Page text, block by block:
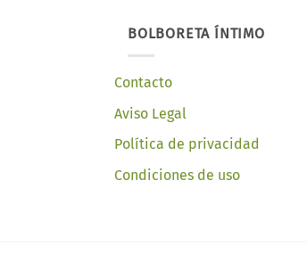
BOLBORETA ÍNTIMO
Contacto
Aviso Legal
Política de privacidad
Condiciones de uso